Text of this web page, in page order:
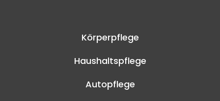
Körperpflege
Haushaltspflege
Autopflege